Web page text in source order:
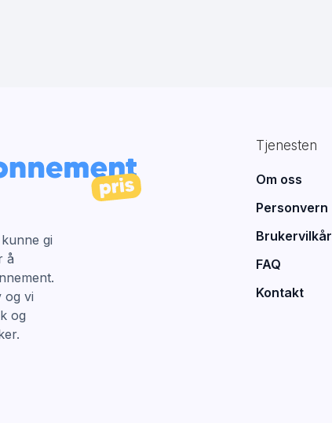
gi
å
og vi
og
Tjenesten
Om oss
Personvern
Brukervilkår
FAQ
Kontakt